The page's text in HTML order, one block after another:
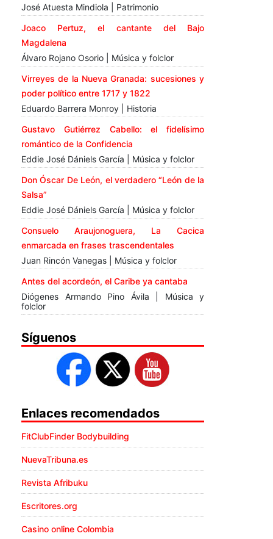
José Atuesta Mindiola | Patrimonio
Joaco Pertuz, el cantante del Bajo
Magdalena
Álvaro Rojano Osorio | Música y folclor
Virreyes de la Nueva Granada: sucesiones y
poder político entre 1717 y 1822
Eduardo Barrera Monroy | Historia
Gustavo Gutiérrez Cabello: el fidelísimo
romántico de la Confidencia
Eddie José Dániels García | Música y folclor
Don Óscar De León, el verdadero “León de la
Salsa”
Eddie José Dániels García | Música y folclor
Consuelo Araujonoguera, La Cacica
enmarcada en frases trascendentales
Juan Rincón Vanegas | Música y folclor
Antes del acordeón, el Caribe ya cantaba
Diógenes Armando Pino Ávila | Música y
folclor
Síguenos
Enlaces recomendados
FitClubFinder Bodybuilding
NuevaTribuna.es
Revista Afribuku
Escritores.org
Casino online Colombia